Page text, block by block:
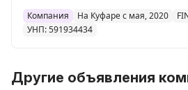
Компания На Куфаре с мая, 2020
УНП: 591934434
Другие объявления